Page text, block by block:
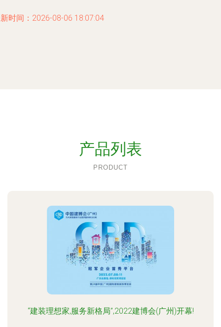
时间：2026-08-06 18:07:04
产品列表
PRODUCT
“建装理想家,服务新格局”,2022建博会(广州)开幕!